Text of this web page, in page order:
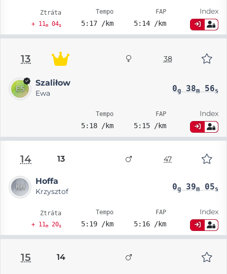
Ztráta
+ 11m04s
Tempo
5:17 /km
FAP
5:14 /km
Index
13 38
Szaliłow
Ewa 0g38m56s
Tempo
5:18 /km
FAP
5:15 /km
Index
14 13 47
Hoffa
Krzysztof 0g39m05s
Ztráta
+ 11m20s
Tempo
5:19 /km
FAP
5:16 /km
Index
15 14